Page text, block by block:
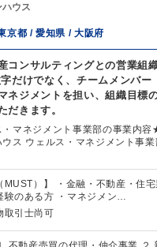
ウス
京都 / 愛知県 / 大阪府
コンサルティングとの営業組織
だけでなく、チームメンバー
ネジメントを担い、組織目標
だきます。
マネジメント事業部の事業内
ス ウェルス・マネジメント事業
MUST）】 ・金融・不動産・住
験のある方 ・マネジメン…
取引士尚可